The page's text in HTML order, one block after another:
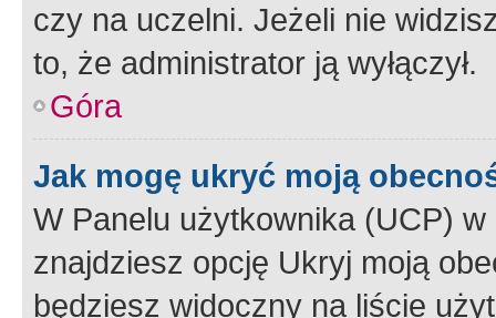
czy na uczelni. Jeżeli nie
to, że administrator ją wyłączył.
Góra
Jak mogę ukryć moją
W Panelu użytkownika (UCP) w
znajdziesz opcję Ukryj moją
będziesz widoczny na liście